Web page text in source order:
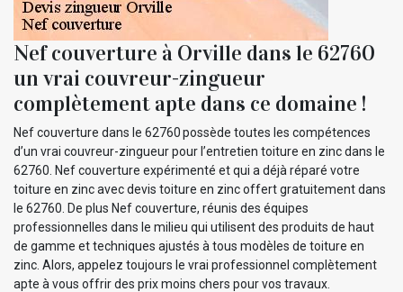
Nef couverture à Orville dans le 62760
un vrai couvreur-zingueur
complètement apte dans ce domaine !
Nef couverture dans le 62760 possède toutes les compétences
d’un vrai couvreur-zingueur pour l’entretien toiture en zinc dans le
62760. Nef couverture expérimenté et qui a déjà réparé votre
toiture en zinc avec devis toiture en zinc offert gratuitement dans
le 62760. De plus Nef couverture, réunis des équipes
professionnelles dans le milieu qui utilisent des produits de haut
de gamme et techniques ajustés à tous modèles de toiture en
zinc. Alors, appelez toujours le vrai professionnel complètement
apte à vous offrir des prix moins chers pour vos travaux.